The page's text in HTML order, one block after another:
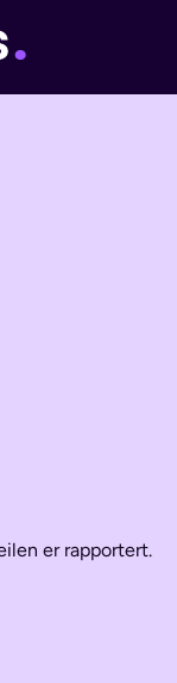
er rapportert.